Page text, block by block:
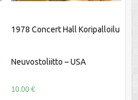
1978 Concert Hall Koripalloilu
Neuvostoliitto – USA
10.00 €